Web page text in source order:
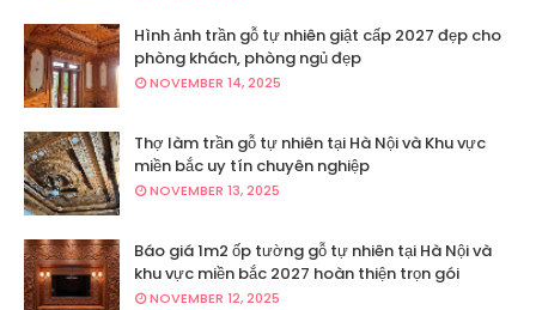
Hình ảnh trần gỗ tự nhiên giật cấp 2027 đẹp cho
phòng khách, phòng ngủ đẹp
NOVEMBER 14, 2025
Thợ làm trần gỗ tự nhiên tại Hà Nội và Khu vực
miền bắc uy tín chuyên nghiệp
NOVEMBER 13, 2025
Báo giá 1m2 ốp tường gỗ tự nhiên tại Hà Nội và
khu vực miền bắc 2027 hoàn thiện trọn gói
NOVEMBER 12, 2025